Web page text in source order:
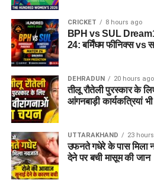
CRICKET 8 hours ago
BPH vs SUL
24: बर्मिंघम फीनिक्स vs
DEHRADUN 20 hours ago
तीलू रौतेली पुरस्कार के
आंगनबाड़ी कार्यकत्रियां भी
UTTARAKHAND 23
उफनते गधेरे के पास मिला
देने पर बची मासूम की जान